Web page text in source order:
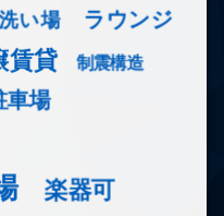
い場 ラウンジ
賃貸 制震構造
車場
楽器可